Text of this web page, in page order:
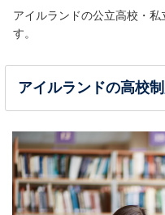
アイルランドの公立高校・
す。
アイルランドの高校